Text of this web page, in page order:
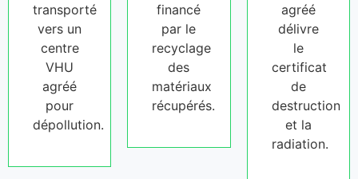
transporté
vers un
centre
VHU
agréé
pour
dépollution.
financé
par le
recyclage
des
matériaux
récupérés.
agréé
délivre
le
certificat
de
destruction
et la
radiation.